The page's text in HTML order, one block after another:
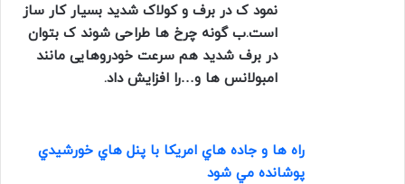
نمود ک در برف و کولاک شدید بسیار کار ساز
است.ب گونه چرخ ها طراحی شوند ک بتوان
در برف شدید هم سرعت خودروهایی مانند
امبولانس ها و…را افزایش داد.
راه ها و جاده هاي امريکا با پنل هاي خورشيدي
پوشانده مي شود